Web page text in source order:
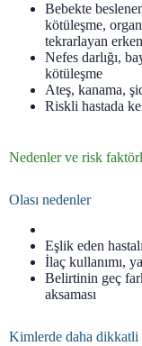
Bebekte
kötüleşme,
tekrarlayan
Nefes darlığı,
kötüleşme
Ateş, kanama,
Riskli hastada
Nedenler ve risk
Olası nedenler
Eşlik eden
İlaç kullanımı,
Belirtinin geç
aksaması
Kimlerde daha dikkatli